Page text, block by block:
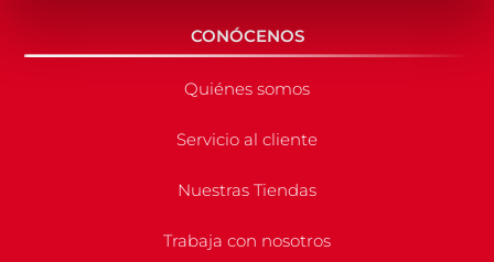
CONÓCENOS
Quiénes somos
Servicio al cliente
Nuestras Tiendas
Trabaja con nosotros